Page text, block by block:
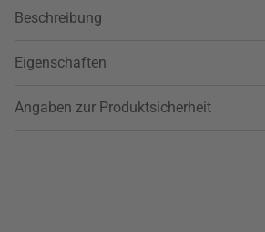
Beschreibung
Eigenschaften
Angaben zur Produktsicherheit